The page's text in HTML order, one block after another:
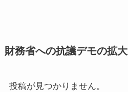
財務省への抗議デモの拡大
投稿が見つかりません。